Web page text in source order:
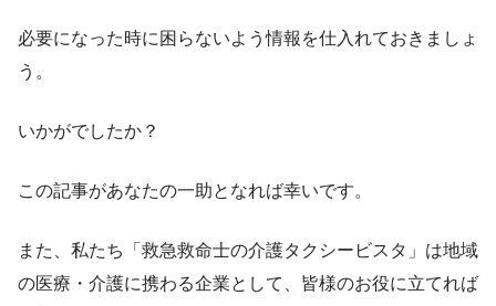
必要になった時に困らないよう情報を仕入れておきましょ
う。
いかがでしたか？
この記事があなたの一助となれば幸いです。
また、私たち「救急救命士の介護タクシービスタ」は地域
の医療・介護に携わる企業として、皆様のお役に立てれば